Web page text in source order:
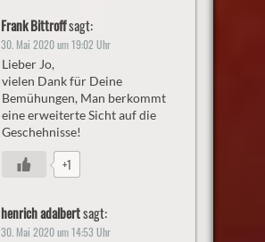
Frank Bittroffsagt:
30. Mai 2020 um 19:02 Uhr
Lieber Jo,
vielen Dank für Deine
Bemühungen, Man berkommt
eine erweiterte Sicht auf die
Geschehnisse!
+1
henrich adalbertsagt:
30. Mai 2020 um 14:53 Uhr